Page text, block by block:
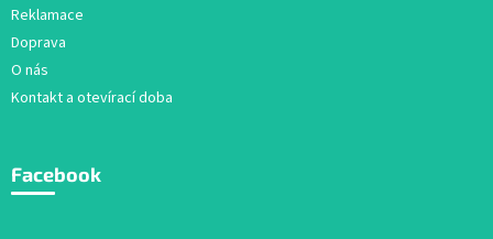
Reklamace
Doprava
O nás
Kontakt a otevírací doba
Facebook